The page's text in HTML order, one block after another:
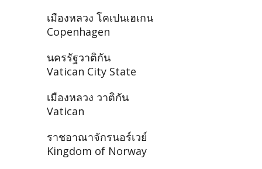
เมืองหลวง โคเปนเฮเกน
Copenhagen
นครรัฐวาติกัน
Vatican City State
เมืองหลวง วาติกัน
Vatican
ราชอาณาจักรนอร์เวย์
Kingdom of Norway